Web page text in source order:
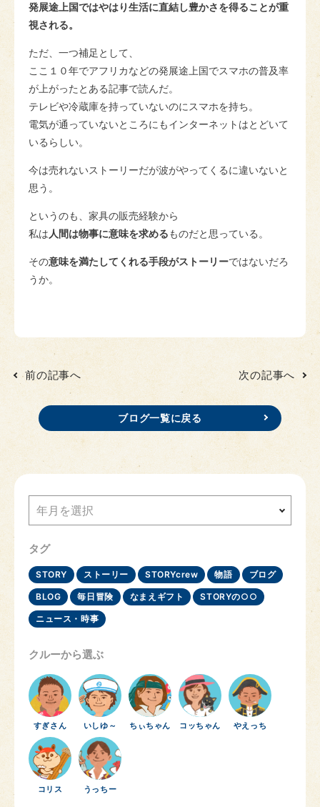
発展途上国ではやはり生活に直結し豊かさを得ることが重
視される。
ただ、一つ補足として、
ここ１０年でアフリカなどの発展途上国でスマホの普及率
が上がったとある記事で読んだ。
テレビや冷蔵庫を持っていないのにスマホを持ち。
電気が通っていないところにもインターネットはとどいて
いるらしい。
今は売れないストーリーだが波がやってくるに違いないと
思う。
というのも、 家具の販売経験から
私は 人間は物事に意味を求めるものだと思っている。
その意味を満たしてくれる手段がストーリーではないだろ
うか。
前の記事へ 次の記事へ
ブログ一覧に戻る
年月を選択
タグ
STORY ストーリー STORYcrew 物語 ブログ
BLOG 毎日冒険 なまえギフト STORYの○○
ニュース・時事
クルーから選ぶ
すぎさん いしゆ～ ちぃちゃん コッちゃん やえっち
コリス うっちー